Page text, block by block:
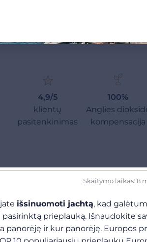
4,9/5
klientų
pasitenkinimas
100%
Anglies
kompensacija
Skaitymo laikas: 8
išsinuomoti jachtą, kad
pasirinktą prieplauką. Išnaudokite
ir kur panorėję. Europos